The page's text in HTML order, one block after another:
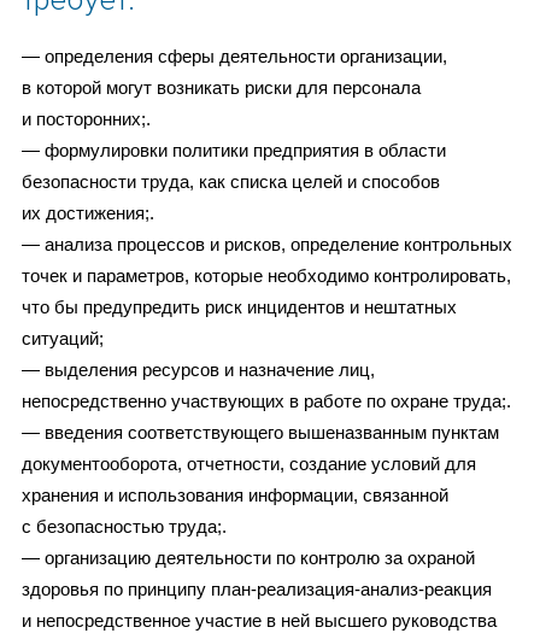
— определения сферы деятельности организации,
в которой могут возникать риски для персонала
и посторонних;.
— формулировки политики предприятия в области
безопасности труда, как списка целей и способов
их достижения;.
— анализа процессов и рисков, определение контрольных
точек и параметров, которые необходимо контролировать,
что бы предупредить риск инцидентов и нештатных
ситуаций;
— выделения ресурсов и назначение лиц,
непосредственно участвующих в работе по охране труда;.
— введения соответствующего вышеназванным пунктам
документооборота, отчетности, создание условий для
хранения и использования информации, связанной
с безопасностью труда;.
— организацию деятельности по контролю за охраной
здоровья по принципу план-реализация-анализ-реакция
и непосредственное участие в ней высшего руководства